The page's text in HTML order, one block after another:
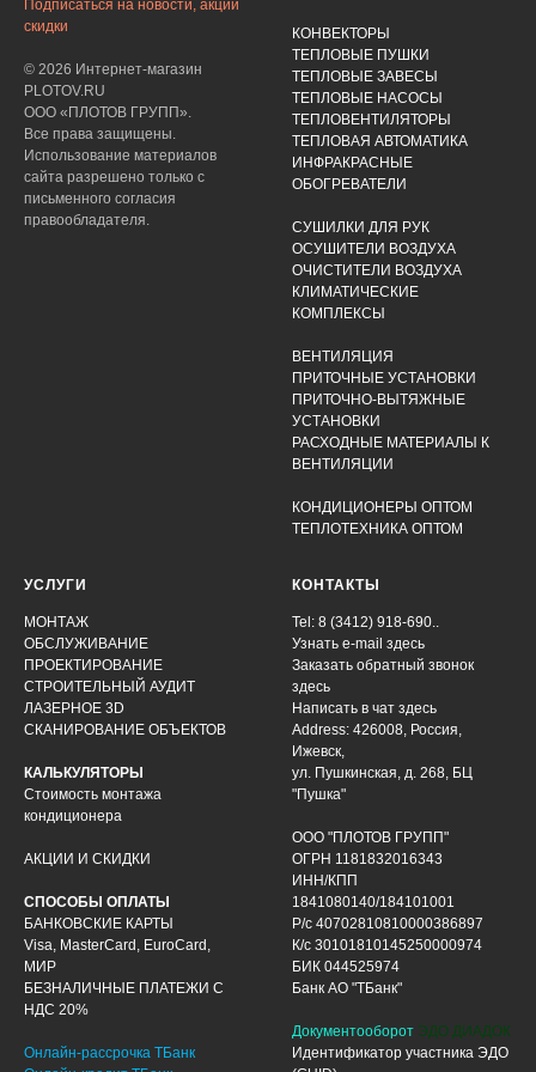
Подписаться на новости, акции
скидки
© 2026 Интернет-магазин
PLOTOV.RU
ООО «ПЛОТОВ ГРУПП».
Все права защищены.
Использование материалов
сайта разрешено только с
письменного согласия
правообладателя.
КОНВЕКТОРЫ
ТЕПЛОВЫЕ ПУШКИ
ТЕПЛОВЫЕ ЗАВЕСЫ
ТЕПЛОВЫЕ НАСОСЫ
ТЕПЛОВЕНТИЛЯТОРЫ
ТЕПЛОВАЯ АВТОМАТИКА
ИНФРАКРАСНЫЕ
ОБОГРЕВАТЕЛИ
СУШИЛКИ ДЛЯ РУК
ОСУШИТЕЛИ ВОЗДУХА
ОЧИСТИТЕЛИ ВОЗДУХА
КЛИМАТИЧЕСКИЕ
КОМПЛЕКСЫ
ВЕНТИЛЯЦИЯ
ПРИТОЧНЫЕ УСТАНОВКИ
ПРИТОЧНО-ВЫТЯЖНЫЕ
УСТАНОВКИ
РАСХОДНЫЕ МАТЕРИАЛЫ К
ВЕНТИЛЯЦИИ
КОНДИЦИОНЕРЫ ОПТОМ
ТЕПЛОТЕХНИКА ОПТОМ
УСЛУГИ
МОНТАЖ
ОБСЛУЖИВАНИЕ
ПРОЕКТИРОВАНИЕ
СТРОИТЕЛЬНЫЙ АУДИТ
ЛАЗЕРНОЕ 3D
СКАНИРОВАНИЕ ОБЪЕКТОВ
КАЛЬКУЛЯТОРЫ
Стоимость монтажа
кондиционера
АКЦИИ И СКИДКИ
СПОСОБЫ ОПЛАТЫ
БАНКОВСКИЕ КАРТЫ
Visa, MasterCard, EuroCard,
МИР
БЕЗНАЛИЧНЫЕ ПЛАТЕЖИ С
НДС 20%
Онлайн-рассрочка ТБанк
КОНТАКТЫ
Tel: 8 (3412) 918-690..
Узнать e-mail здесь
Заказать обратный звонок
здесь
Написать в чат здесь
Address: 426008, Россия,
Ижевск,
ул. Пушкинская, д. 268, БЦ
"Пушка"
ООО "ПЛОТОВ ГРУПП"
ОГРН 1181832016343
ИНН/КПП
1841080140/184101001
Р/с 40702810810000386897
К/с 30101810145250000974
БИК 044525974
Банк АО "ТБанк"
Документооборот ЭДО ДИАДОК
Идентификатор участника ЭДО